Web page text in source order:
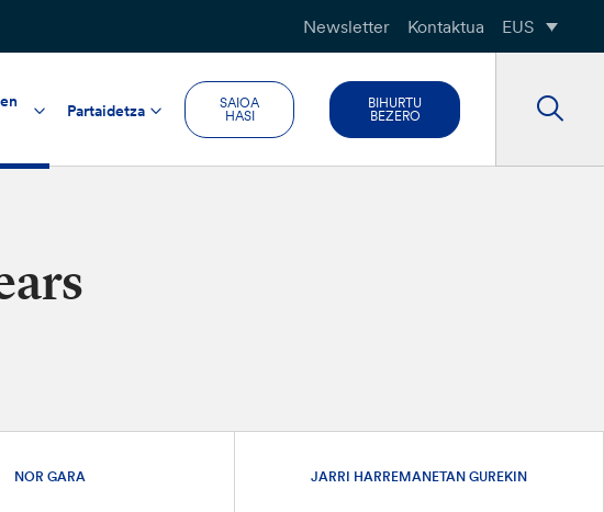
Newsletter Kontaktua EUS
Partaidetza
SAIOA
HASI
BIHURTU
BEZERO
NOR GARA JARRI HARREMANETAN GUREKIN